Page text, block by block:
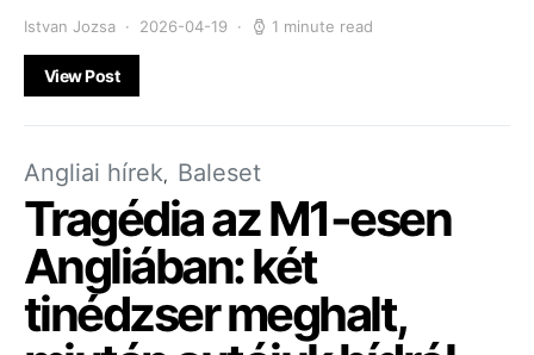
Istvan Jozsa 2026-04-19 1 minute read
View Post
Angliai hírek Baleset
Tragédia az M1-esen
Angliában: két
tinédzser meghalt,